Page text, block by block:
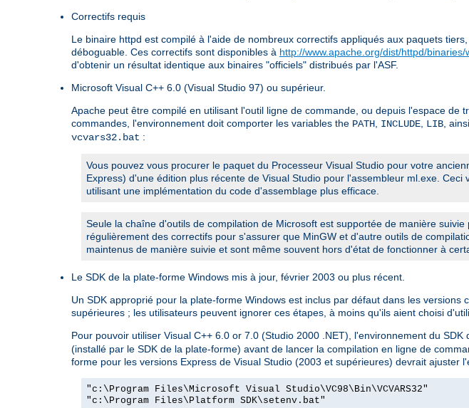
Correctifs requis
Le binaire httpd est compilé à l'aide de nombreux correctifs appliqués aux paquets
déboguable. Ces correctifs sont disponibles à http://www.apache.org/dist/httpd/
d'obtenir un résultat identique aux binaires "officiels" distribués par l'ASF.
Microsoft Visual C++ 6.0 (Visual Studio 97) ou supérieur.
Apache peut être compilé en utilisant l'outil ligne de commande, ou depuis l'espace de
commandes, l'environnement doit comporter les variables the PATH INCLUDE LIB ,
vcvars32.bat :
Vous pouvez vous procurer le paquet du Processeur Visual Studio pour votre
Express) d'une édition plus récente de Visual Studio pour l'assembleur ml.exe.
utilisant une implémentation du code d'assemblage plus efficace.
Seule la chaîne d'outils de compilation de Microsoft est supportée de manière
régulièrement des correctifs pour s'assurer que MinGW et d'autre outils de
maintenus de manière suivie et sont même souvent hors d'état de fonctionner à
Le SDK de la plate-forme Windows mis à jour, février 2003 ou plus récent.
Un SDK approprié pour la plate-forme Windows est inclus par défaut dans les
supérieures ; les utilisateurs peuvent ignorer ces étapes, à moins qu'ils aient choisi
Pour pouvoir utiliser Visual C++ 6.0 or 7.0 (Studio 2000 .NET), l'environnement du
(installé par le SDK de la plate-forme) avant de lancer la compilation en ligne de
forme pour les versions Express de Visual Studio (2003 et supérieures) devrait ajuster
"c:\Program Files\Microsoft Visual Studio\VC98\Bin\VCVARS32"
"c:\Program Files\Platform SDK\setenv.bat"